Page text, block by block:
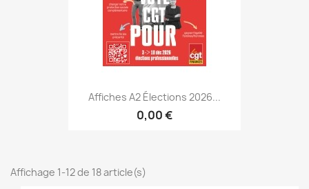
Affiches A2 Élections 2026...
0,00 €
Affichage 1-12 de 18 article(s)